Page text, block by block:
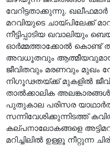
വേറിട്ടതാക്കുന്നു.
മറവിയുടെ ചായ്പിലേക്ക്
നീട്ടിപ്പാടിയ ഖവാലിയും
ഓർമ്മത്താക്കോൽ കൊണ്ട്
അവധൂതവും ആത്മീയവുമായ
ജീവിതവും മരണവും മുഖം
നിഗൂഢതയ്ക്ക് മുകളിൽ
താൽക്കാലിക
പുതുകാല പരിസര
സന്നിവേശിക്കുന്നിടത്ത്
കല്പനാലോകങ്ങളെ
മറിച്ചിലിൽ ഉള്ളൂ നീറ്റുന്ന